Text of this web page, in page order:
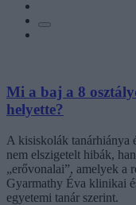
Mi a baj a 8
helyette?
A kisiskolák tanárhiánya
nem elszigetelt hibák,
„erővonalai”, amelyek a
Gyarmathy Éva klinikai
egyetemi tanár szerint.